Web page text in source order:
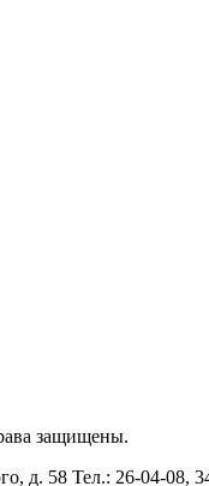
защищены.
д. 58 Тел.: 26-04-08,